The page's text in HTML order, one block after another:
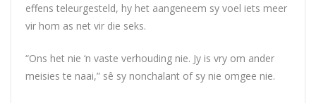
effens teleurgesteld, hy het aangeneem sy voel iets meer
vir hom as net vir die seks.
“Ons het nie ‘n vaste verhouding nie. Jy is vry om ander
meisies te naai,” sê sy nonchalant of sy nie omgee nie.